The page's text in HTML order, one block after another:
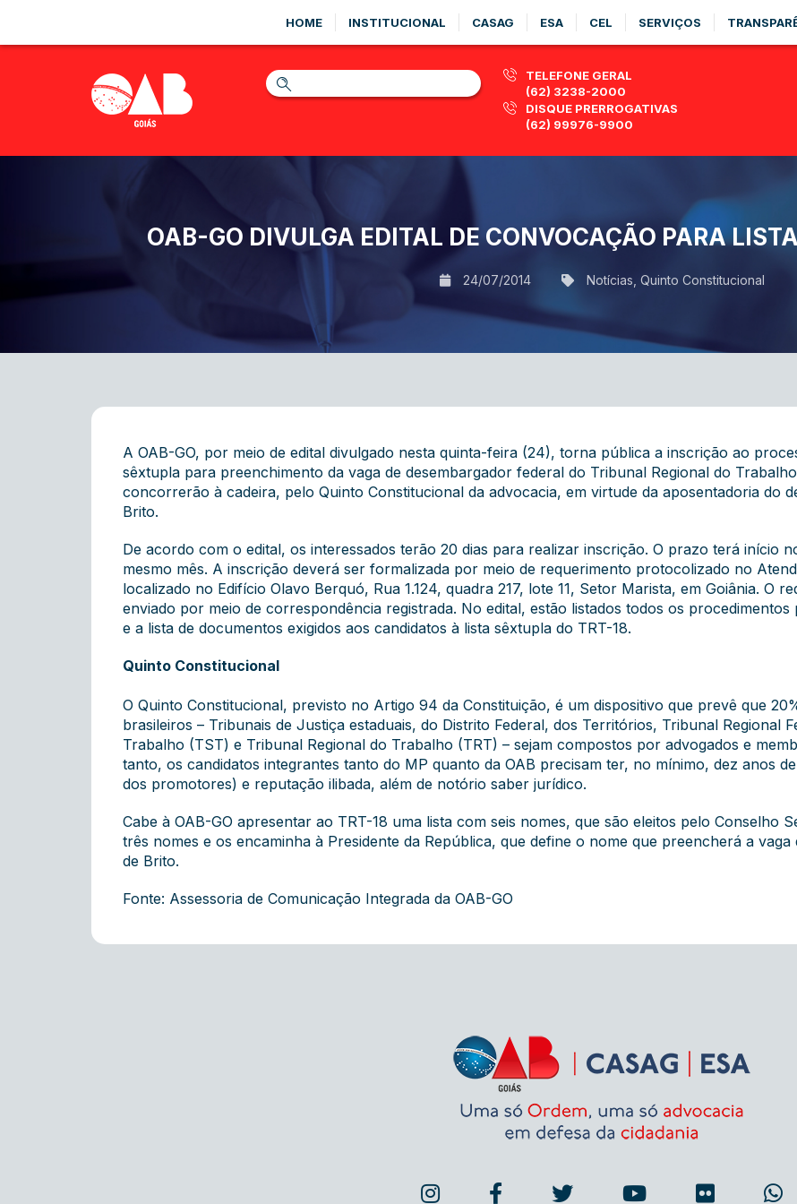
HOME INSTITUCIONAL CASAG ESA CEL SERVIÇOS
TELEFONE GERAL
(62) 3238-2000
DISQUE PRERROGATIVAS
(62) 99976-9900
OAB-GO DIVULGA EDITAL DE CONVOCAÇÃO PARA
24/07/2014 Notícias Quinto Constitucional
A OAB-GO, por meio de edital divulgado nesta quinta-feira (24), torna pública a inscrição ao
sêxtupla para preenchimento da vaga de desembargador federal do Tribunal Regional do Trabalho
concorrerão à cadeira, pelo Quinto Constitucional da advocacia, em virtude da aposentadoria do
Brito.
De acordo com o edital, os interessados terão 20 dias para realizar inscrição. O prazo terá início
mesmo mês. A inscrição deverá ser formalizada por meio de requerimento protocolizado no
localizado no Edifício Olavo Berquó, Rua 1.124, quadra 217, lote 11, Setor Marista, em Goiânia. O
enviado por meio de correspondência registrada. No edital, estão listados todos os
e a lista de documentos exigidos aos candidatos à lista sêxtupla do TRT-18.
Quinto Constitucional
O Quinto Constitucional, previsto no Artigo 94 da Constituição, é um dispositivo que prevê que
brasileiros – Tribunais de Justiça estaduais, do Distrito Federal, dos Territórios, Tribunal Regional
Trabalho (TST) e Tribunal Regional do Trabalho (TRT) – sejam compostos por advogados e
tanto, os candidatos integrantes tanto do MP quanto da OAB precisam ter, no mínimo, dez anos
dos promotores) e reputação ilibada, além de notório saber jurídico.
Cabe à OAB-GO apresentar ao TRT-18 uma lista com seis nomes, que são eleitos pelo Conselho
três nomes e os encaminha à Presidente da República, que define o nome que preencherá a
de Brito.
Fonte: Assessoria de Comunicação Integrada da OAB-GO